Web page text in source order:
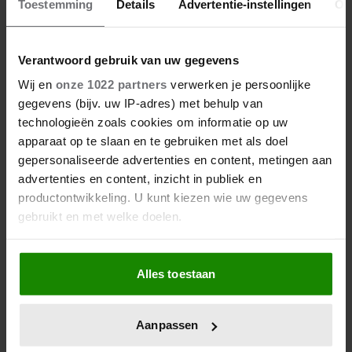
Toestemming Details Advertentie-instellingen
Verantwoord gebruik van uw gegevens
Wij en onze 1022 partners verwerken je persoonlijke
gegevens (bijv. uw IP-adres) met behulp van
technologieën zoals cookies om informatie op uw
apparaat op te slaan en te gebruiken met als doel
gepersonaliseerde advertenties en content, metingen aan
advertenties en content, inzicht in publiek en
productontwikkeling. U kunt kiezen wie uw gegevens
gebruikt en met welke doelen.
Als u het toestaat, willen we ook graag:
Informatie verzamelen over uw geografische locatie,
die tot een paar meter nauwkeurig kan zijn
op specifieke eigenschappen (fingerprinting)
Alles toestaan
Aanpassen
Jeannie
20-04-2024 19:39
Dag Stefan, Als ik je reactie zo lees, kan ik niet
ontdekken wat je fout zou hebben gedaan.
wil worden. Dat hij het echt niet meer ziet
zitten in dit leven. Jij doet oprecht alles wat je
dat Sander vandaag of morgen toch besluit